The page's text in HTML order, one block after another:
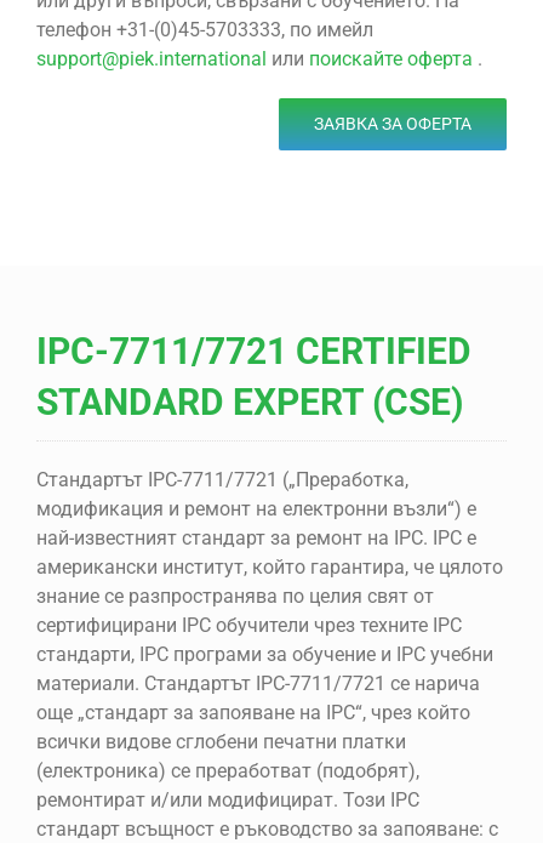
телефон +31-(0)45-5703333, по имейл
support@piek.international или поискайте оферта .
ЗАЯВКА ЗА ОФЕРТА
IPC-7711/7721 CERTIFIED
STANDARD EXPERT (CSE)
Стандартът IPC-7711/7721 („Преработка,
модификация и ремонт на електронни възли“) е
най-известният стандарт за ремонт на IPC. IPC е
американски институт, който гарантира, че цялото
знание се разпространява по целия свят от
сертифицирани IPC обучители чрез техните IPC
стандарти, IPC програми за обучение и IPC учебни
материали. Стандартът IPC-7711/7721 се нарича
още „стандарт за запояване на IPC“, чрез който
всички видове сглобени печатни платки
(електроника) се преработват (подобрят),
ремонтират и/или модифицират. Този IPC
стандарт всъщност е ръководство за запояване: с